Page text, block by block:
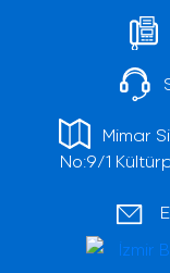
Mimar
No:9/1